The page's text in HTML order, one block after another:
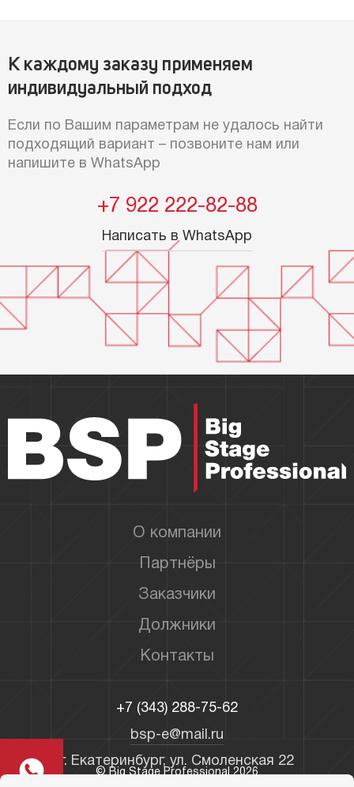
К каждому заказу применяем
индивидуальный подход
Если по Вашим параметрам не удалось найти
подходящий вариант – позвоните нам или
напишите в WhatsApp
+7 922 222-82-88
Написать в WhatsApp
© Big Stage Professional 2026
О компании
Партнёры
Заказчики
Должники
Контакты
+7 (343) 288-75-62
bsp-e@mail.ru
г. Екатеринбург, ул. Смоленская 22